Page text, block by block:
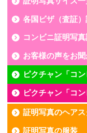
各国ビザ（査証
コンビニ証明写
お客様の声をお
ピクチャン「コ
ピクチャン「コ
証明写真のヘア
証明写真の服装